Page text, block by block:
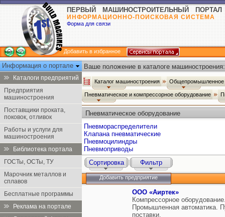
ПЕРВЫЙ МАШИНОСТРОИТЕЛЬНЫЙ ПОРТАЛ
ИНФОРМАЦИОННО-ПОИСКОВАЯ СИСТЕМА
Форма для связи
Добавить в избранное
Информация о портале
Каталоги предприятий
Предприятия
машиностроения
Поставщики проката,
поковок, отливок
Работы и услуги для
машиностроения
Библиотека портала
ГОСТы, ОСТы, ТУ
Марочник металлов и
сплавов
Бесплатные программы
Реклама на портале
Ваше положение в каталоге машиностроения:
Каталог машиностроения Общепромышленное
Пневматическое и компрессорное оборудование
Пневматическое оборудование
Пневмораспределители
Клапана пневматические
Пневмоцилиндры
Пневмоприводы
Сортировка
Фильтр
Добавить предприятие
ООО «Аиртек»
Компрессорное
Промышленная автоматика.
поставки.